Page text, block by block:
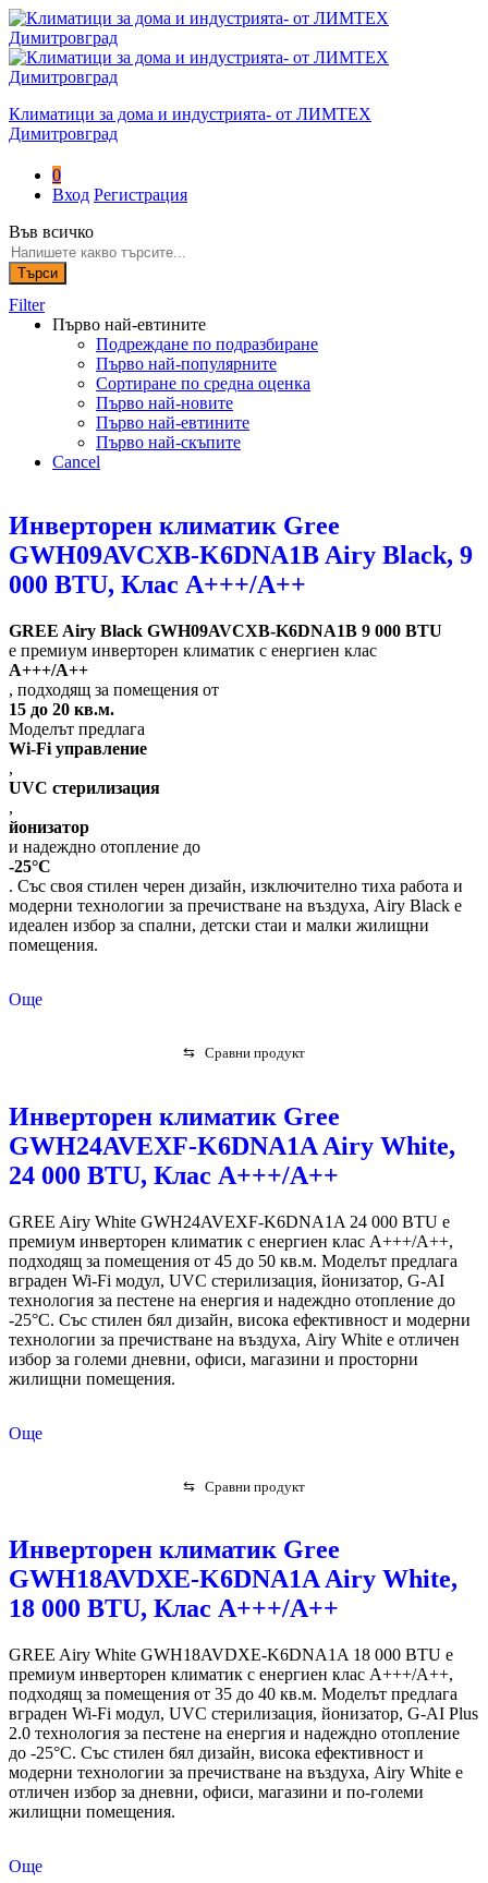
Климатици за дома и индустрията- от ЛИМТЕХ
Димитровград
0
Вход Регистрация
Във всичко
Търси
Filter
Първо най-евтините
Подреждане по подразбиране
Първо най-популярните
Сортиране по средна оценка
Първо най-новите
Първо най-евтините
Първо най-скъпите
Cancel
Инверторен климатик Gree
GWH09AVCXB-K6DNA1B Airy Black, 9
000 BTU, Клас А+++/A++
GREE Airy Black GWH09AVCXB-K6DNA1B 9 000 BTU
е премиум инверторен климатик с енергиен клас
A+++/A++
, подходящ за помещения от
15 до 20 кв.м.
Моделът предлага
Wi-Fi управление
,
UVC стерилизация
,
йонизатор
и надеждно отопление до
-25°C
. Със своя стилен черен дизайн, изключително тиха работа и
модерни технологии за пречистване на въздуха, Airy Black е
идеален избор за спални, детски стаи и малки жилищни
помещения.
Още
⇆ Сравни продукт
Инверторен климатик Gree
GWH24AVEXF-K6DNA1A Airy White,
24 000 BTU, Клас А+++/A++
GREE Airy White GWH24AVEXF-K6DNA1A 24 000 BTU е
премиум инверторен климатик с енергиен клас A+++/A++,
подходящ за помещения от 45 до 50 кв.м. Моделът предлага
вграден Wi-Fi модул, UVC стерилизация, йонизатор, G-AI
технология за пестене на енергия и надеждно отопление до
-25°C. Със стилен бял дизайн, висока ефективност и модерни
технологии за пречистване на въздуха, Airy White е отличен
избор за големи дневни, офиси, магазини и просторни
жилищни помещения.
Още
⇆ Сравни продукт
Инверторен климатик Gree
GWH18AVDXE-K6DNA1A Airy White,
18 000 BTU, Клас А+++/A++
GREE Airy White GWH18AVDXE-K6DNA1A 18 000 BTU е
премиум инверторен климатик с енергиен клас A+++/A++,
подходящ за помещения от 35 до 40 кв.м. Моделът предлага
вграден Wi-Fi модул, UVC стерилизация, йонизатор, G-AI Plus
2.0 технология за пестене на енергия и надеждно отопление
до -25°C. Със стилен бял дизайн, висока ефективност и
модерни технологии за пречистване на въздуха, Airy White е
отличен избор за дневни, офиси, магазини и по-големи
жилищни помещения.
Още